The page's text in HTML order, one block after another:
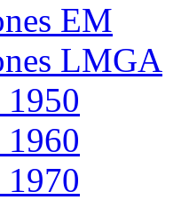
EM
LMGA
1950
1960
1970